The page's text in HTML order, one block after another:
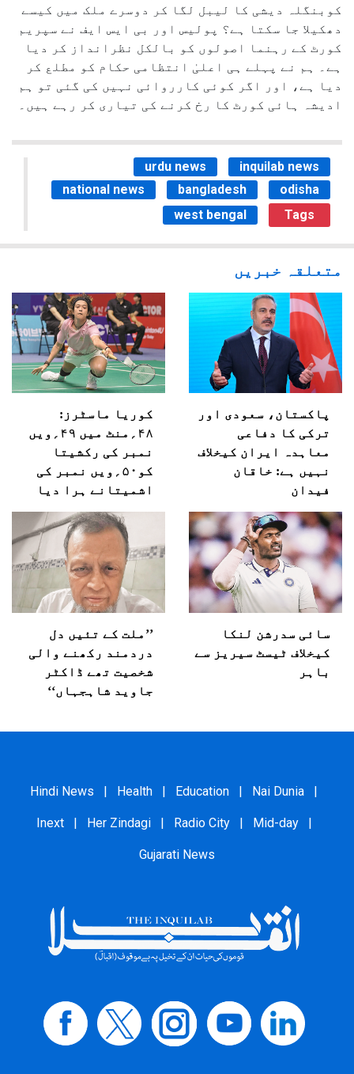
کوبنگلہ دیشی کا لیبل لگا کر دوسرے ملک میں کیسے
دھکیلا جا سکتا ہے؟ پولیس اور بی ایس ایف نے سپریم
کورٹ کے رہنما اصولوں کو بالکل نظرانداز کر دیا
ہے۔ ہم نے پہلے ہی اعلیٰ انتظامی حکام کو مطلع کر
دیا ہے، اور اگر کوئی کارروائی نہیں کی گئی تو ہم
ادیشہ ہائی کورٹ کا رخ کرنے کی تیاری کر رہے ہیں۔
urdu news
inquilab news
national news
bangladesh
odisha
west bengal
Tags
متعلقہ خبریں
پاکستان، سعودی اور
ترکی کا دفاعی
معاہدہ ایران کیخلاف
نہیں ہے: خاقان
فیدان
کوریا ماسٹرز:
۴۸؍منٹ میں ۴۹؍ویں
نمبر کی رکشیتا
کو۵۰؍ویں نمبر کی
اشمیتانے ہرا دیا
سائی سدرشن لنکا
کیخلاف ٹیسٹ سیریز سے
باہر
’’ملت کے تئیں دل
دردمند رکھنے والی
شخصیت تھے ڈاکٹر
جاوید شاہجہاں‘‘
Hindi News | Health | Education | Nai Dunia |
Inext | Her Zindagi | Radio City | Mid-day |
Gujarati News